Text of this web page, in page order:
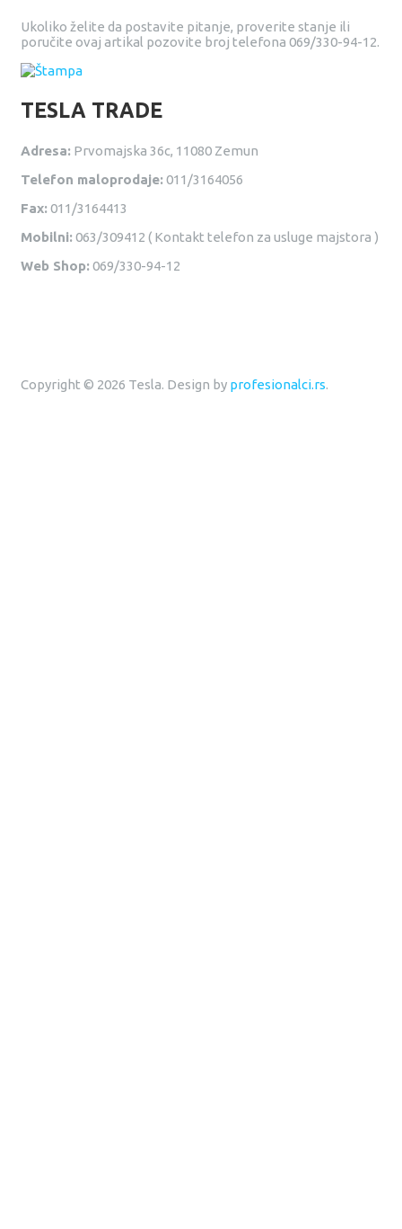
Ukoliko želite da postavite pitanje, proverite stanje ili
poručite ovaj artikal pozovite broj telefona 069/330-94-12.
TESLA TRADE
Adresa: Prvomajska 36c, 11080 Zemun
Telefon maloprodaje:011/3164056
Fax:011/3164413
Mobilni:063/309412 ( Kontakt telefon za usluge majstora )
Web Shop:069/330-94-12
Copyright © 2026 Tesla. Design by profesionalci.rs.